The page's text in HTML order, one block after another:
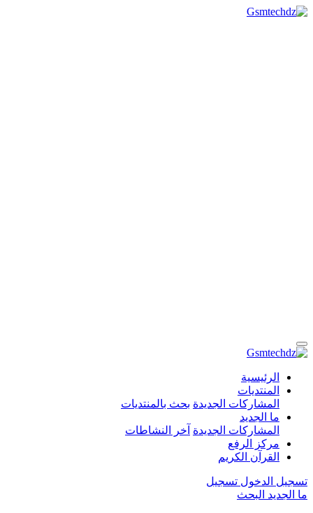
الرئيسية
المنتديات
المشاركات الجديدة بحث بالمنتديات
ما الجديد
المشاركات الجديدة آخر النشاطات
مركز الرفع
القرآن الكريم
تسجيل الدخول تسجيل
ما الجديد البحث